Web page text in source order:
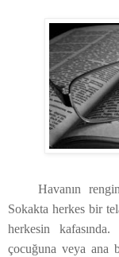
Havanın
Sokakta herkes bir
herkesin
çocuğuna veya ana